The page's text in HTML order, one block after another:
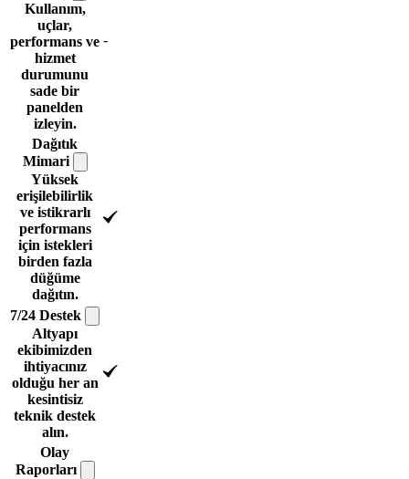
Kullanım,
uçlar,
performans ve
hizmet
durumunu
sade bir
panelden
izleyin.
-
Dağıtık
Mimari
Yüksek
erişilebilirlik
ve istikrarlı
performans
için istekleri
birden fazla
düğüme
dağıtın.
7/24 Destek
Altyapı
ekibimizden
ihtiyacınız
olduğu her an
kesintisiz
teknik destek
alın.
Olay
Raporları